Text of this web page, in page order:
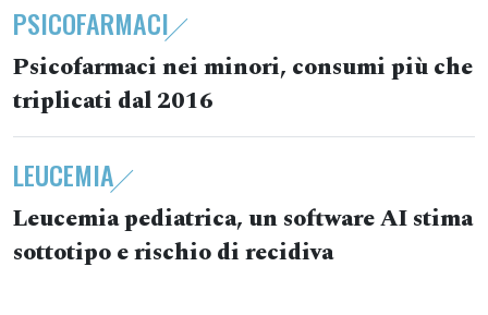
PSICOFARMACI
Psicofarmaci nei minori, consumi più che
triplicati dal 2016
LEUCEMIA
Leucemia pediatrica, un software AI stima
sottotipo e rischio di recidiva